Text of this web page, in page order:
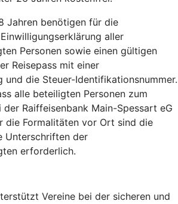
Jahren benötigen für die
aller
Personen sowie einen gültigen
Reisepass mit einer
und die Steuer-Identifikationsnummer.
alle beteiligten Personen zum
Raiffeisenbank Main-Spessart eG
die Formalitäten vor Ort sind die
Unterschriften der
erforderlich.
Vereine bei der sicheren und